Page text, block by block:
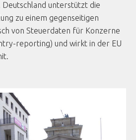
Deutschland unterstützt die
zu einem gegenseitigen
von Steuerdaten für Konzerne
reporting) und wirkt in der EU